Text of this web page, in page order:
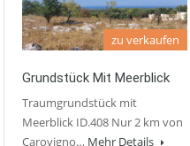
zu verkaufen
Grundstück Mit Meerblick
Traumgrundstück mit
Meerblick ID.408 Nur 2 km von
Carovigno… Mehr Details